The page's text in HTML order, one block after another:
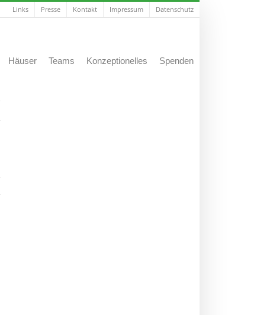
Links Presse Kontakt Impressum Datenschutz
Häuser Teams Konzeptionelles Spenden